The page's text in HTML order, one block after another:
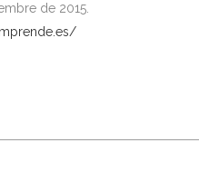
de 2015.